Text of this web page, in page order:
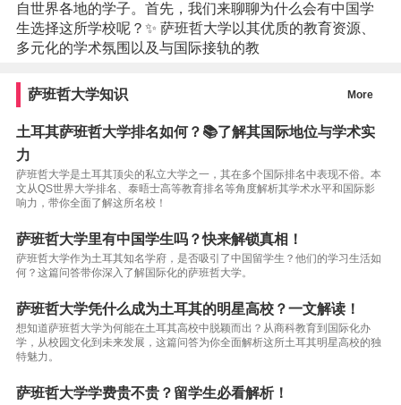
自世界各地的学子。首先，我们来聊聊为什么会有中国学
生选择这所学校呢？✨ 萨班哲大学以其优质的教育资源、
多元化的学术氛围以及与国际接轨的教
萨班哲大学知识 More
土耳其萨班哲大学排名如何？📚了解其国际地位与学术实
力
萨班哲大学是土耳其顶尖的私立大学之一，其在多个国际排名中表现不俗。本
文从QS世界大学排名、泰晤士高等教育排名等角度解析其学术水平和国际影
响力，带你全面了解这所名校！
萨班哲大学里有中国学生吗？快来解锁真相！
萨班哲大学作为土耳其知名学府，是否吸引了中国留学生？他们的学习生活如
何？这篇问答带你深入了解国际化的萨班哲大学。
萨班哲大学凭什么成为土耳其的明星高校？一文解读！
想知道萨班哲大学为何能在土耳其高校中脱颖而出？从商科教育到国际化办
学，从校园文化到未来发展，这篇问答为你全面解析这所土耳其明星高校的独
特魅力。
萨班哲大学学费贵不贵？留学生必看解析！